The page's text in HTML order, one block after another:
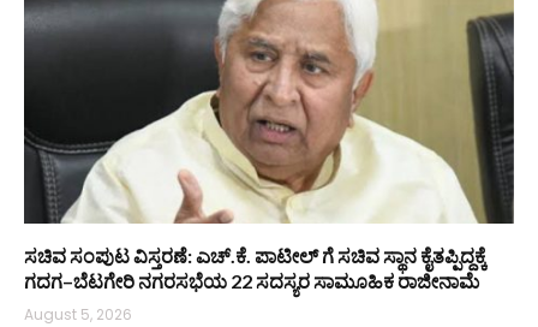
ಸಚಿವ ಸಂಪುಟ ವಿಸ್ತರಣೆ: ಎಚ್.ಕೆ. ಪಾಟೀಲ್ ಗೆ ಸಚಿವ ಸ್ಥಾನ ಕೈತಪ್ಪಿದ್ದಕ್ಕೆ
ಗದಗ–ಬೆಟಗೇರಿ ನಗರಸಭೆಯ 22 ಸದಸ್ಯರ ಸಾಮೂಹಿಕ ರಾಜೀನಾಮೆ
August 5, 2026